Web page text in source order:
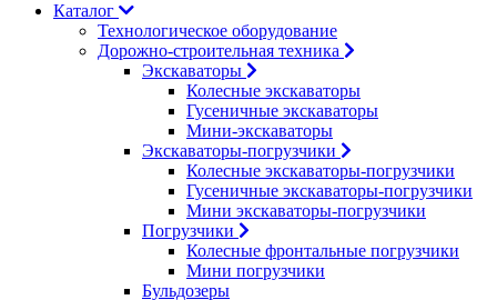
Каталог
Технологическое оборудование
Дорожно-строительная техника
Экскаваторы
Колесные экскаваторы
Гусеничные экскаваторы
Мини-экскаваторы
Экскаваторы-погрузчики
Колесные экскаваторы-погрузчики
Гусеничные экскаваторы-погрузчики
Мини экскаваторы-погрузчики
Погрузчики
Колесные фронтальные погрузчики
Мини погрузчики
Бульдозеры